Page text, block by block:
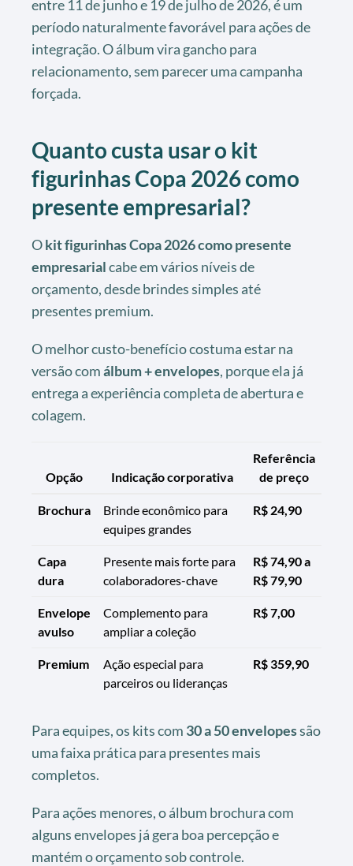
entre 11 de junho e 19 de julho de 2026, é um
período naturalmente favorável para ações de
integração. O álbum vira gancho para
relacionamento, sem parecer uma campanha
forçada.
Quanto custa usar o kit
figurinhas Copa 2026 como
presente empresarial?
Okit figurinhas Copa 2026 como presente
empresarialcabe em vários níveis de
orçamento, desde brindes simples até
presentes premium.
O melhor custo-benefício costuma estar na
versão comálbum + envelopes, porque ela já
entrega a experiência completa de abertura e
colagem.
Opção Indicação corporativa
Referência
de preço
Brochura
Brinde econômico para
equipes grandes
R$ 24,90
Capa
dura
Presente mais forte para
colaboradores-chave
R$ 74,90 a
R$ 79,90
Envelope
avulso
Complemento para
ampliar a coleção
R$ 7,00
Premium
Ação especial para
parceiros ou lideranças
R$ 359,90
Para equipes, os kits com 30 a 50 envelopessão
uma faixa prática para presentes mais
completos.
Para ações menores, o álbum brochura com
alguns envelopes já gera boa percepção e
mantém o orçamento sob controle.